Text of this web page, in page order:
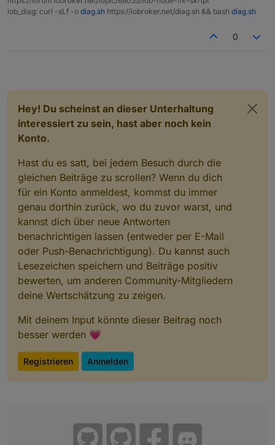
iob_diag: curl -sLf -o diag.sh https://iobroker.net/diag.sh && bash diag.sh
0
Hey! Du scheinst an dieser Unterhaltung
interessiert zu sein, hast aber noch kein
Konto.
Hast du es satt, bei jedem Besuch durch die
gleichen Beiträge zu scrollen? Wenn du dich
für ein Konto anmeldest, kommst du immer
genau dorthin zurück, wo du zuvor warst, und
kannst dich über neue Antworten
benachrichtigen lassen (entweder per E-Mail
oder Push-Benachrichtigung). Du kannst auch
Lesezeichen speichern und Beiträge positiv
bewerten, um anderen Community-Mitgliedern
deine Wertschätzung zu zeigen.
Mit deinem Input könnte dieser Beitrag noch
besser werden 💗
Registrieren Anmelden